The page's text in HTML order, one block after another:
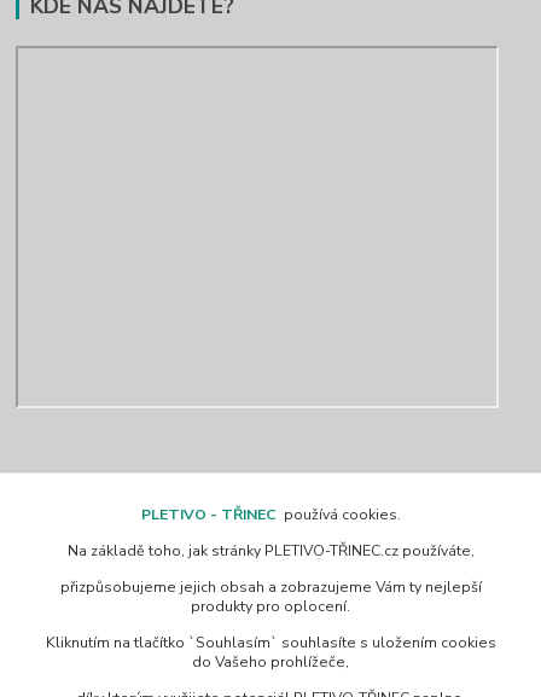
www.pletivo-trinec.cz
Raszka Petr
+420 725 944 049
Denně 10.00–21.00 hod
PLETIVO - TŘINEC používá cookies.
Na základě toho, jak stránky PLETIVO-TŘINEC.cz používáte,
přizpůsobujeme jejich obsah a zobrazujeme Vám ty nejlepší
produkty pro oplocení.
Kliknutím na tlačítko `Souhlasím` souhlasíte s uložením cookies
do Vašeho prohlížeče,